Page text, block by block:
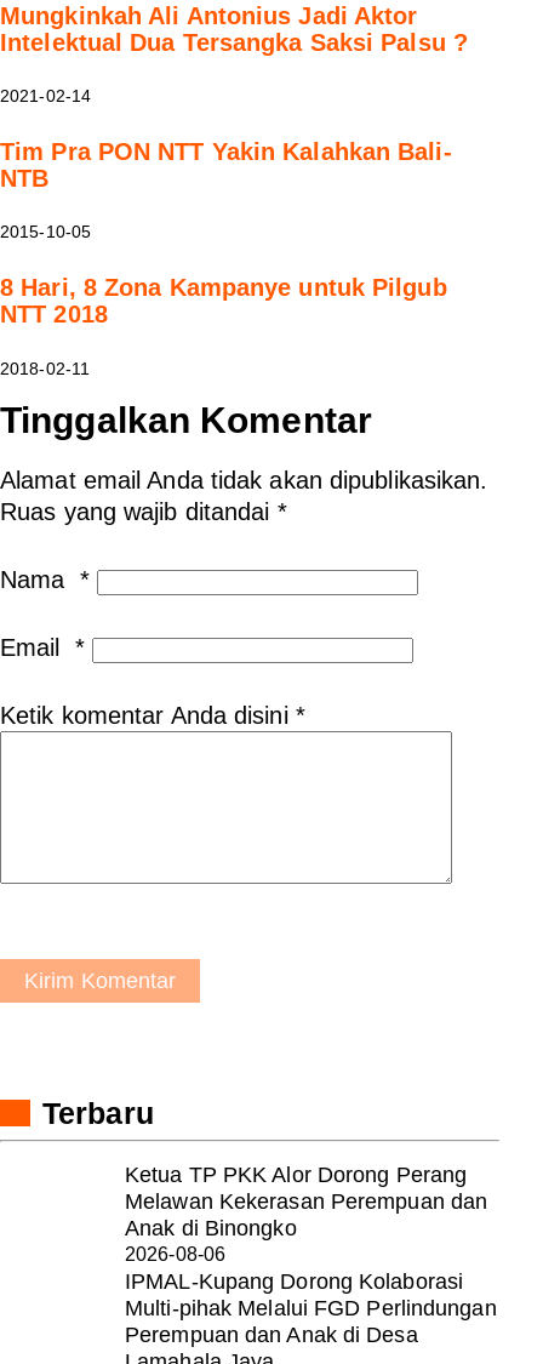
Mungkinkah Ali Antonius Jadi Aktor
Intelektual Dua Tersangka Saksi Palsu ?
2021-02-14
Tim Pra PON NTT Yakin Kalahkan Bali-
NTB
2015-10-05
8 Hari, 8 Zona Kampanye untuk Pilgub
NTT 2018
2018-02-11
Tinggalkan Komentar
Alamat email Anda tidak akan dipublikasikan.
Ruas yang wajib ditandai *
Nama *
Email *
Ketik komentar Anda disini*
Kirim Komentar
Terbaru
Ketua TP PKK Alor Dorong Perang
Melawan Kekerasan Perempuan dan
Anak di Binongko
2026-08-06
IPMAL-Kupang Dorong Kolaborasi
Multi-pihak Melalui FGD Perlindungan
Perempuan dan Anak di Desa